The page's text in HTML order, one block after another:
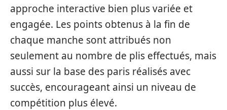
approche interactive bien plus variée et
engagée. Les points obtenus à la fin de
chaque manche sont attribués non
seulement au nombre de plis effectués, mais
aussi sur la base des paris réalisés avec
succès, encourageant ainsi un niveau de
compétition plus élevé.